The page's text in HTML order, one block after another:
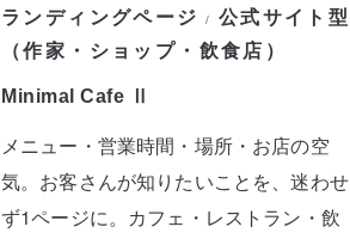
ランディングページ / 公式サイト型
（作家・ショップ・飲食店）
Minimal Cafe Ⅱ
メニュー・営業時間・場所・お店の空
気。お客さんが知りたいことを、迷わせ
ず1ページに。カフェ・レストラン・飲